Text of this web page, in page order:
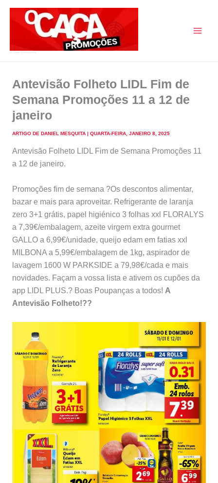
Antevisão Folheto LIDL Fim de
Semana Promoções 11 a 12 de
janeiro
ARTIGO DE DANIEL MESQUITA | QUARTA-FEIRA, JANEIRO 8, 2025
Antevisão Folheto LIDL Fim de Semana Promoções 11
a 12 de janeiro.
Promoções fim de semana ?Os descontos alimentar,
bazar e mais para aproveitar. Refrigerante de laranja
zero 3+1 grátis, papel higiénico 3 folhas xxl FLORALYS
a 7,39€/embalagem, azeite virgem extra gourmet
GALLO a 6,99€/unidade, queijo edam em fatias xxl
MILBONA a 5,99€/embalagem de 1kg, aspirador de
lavagem 1600 W PARKSIDE a 79,98€/cada e mais
novidades. Façam a vossa lista e ativem os cupões da
app LIDL PLUS.? Boas Poupanças a todos! A
Antevisão Folheto!??